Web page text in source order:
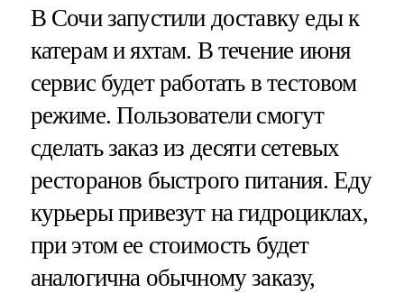
В Сочи запустили доставку еды к
катерам и яхтам. В течение июня
сервис будет работать в тестовом
режиме. Пользователи смогут
сделать заказ из десяти сетевых
ресторанов быстрого питания. Еду
курьеры привезут на гидроциклах,
при этом ее стоимость будет
аналогична обычному заказу,